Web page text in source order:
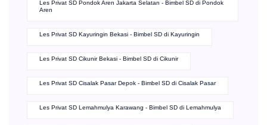
Les Privat SD Pondok Aren Jakarta Selatan - Bimbel SD di Pondok
Aren
Les Privat SD Kayuringin Bekasi - Bimbel SD di Kayuringin
Les Privat SD Cikunir Bekasi - Bimbel SD di Cikunir
Les Privat SD Cisalak Pasar Depok - Bimbel SD di Cisalak Pasar
Les Privat SD Lemahmulya Karawang - Bimbel SD di Lemahmulya